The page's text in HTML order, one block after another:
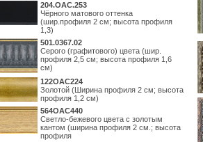
204.OAC.253
Чёрного матового оттенка
(шир.профиля 2 см; высота профиля
1,3)
501.0367.02
Серого (графитового) цвета (шир.
профиля 2,5 см; высота профиля 1,6
см)
122OAC224
Золотой (Ширина профиля 2 см; высота
профиля 1,2 см)
564ОАС440
Светло-бежевого цвета с золотым
кантом (ширина профиля 2 см.; высота
профиля